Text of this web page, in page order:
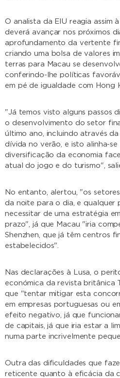
O analista da EIU reagia assim
deverá avançar nos próximos
aprofundamento da vertente
criando uma bolsa de valores
terras para Macau se
conferindo-lhe políticas
em pé de igualdade com Hong
"Já temos visto alguns passos
o desenvolvimento do setor
último ano, incluindo através
dívida no verão, e isto alinha-
diversificação da economia
atual do jogo e do turismo",
No entanto, alertou, "os
da noite para o dia, e qualquer
necessitar de uma estratégia
prazo", já que Macau "iria
Shenzhen, que já têm centros
estabelecidos".
Nas declarações à Lusa, o
económica da revista britânica
que "tentar mitigar esta
em empresas portuguesas ou
efeito negativo, já que
de capitais, já que iria estar a
numa parte incrivelmente
Outra das dificuldades que
reticente quanto à eficácia da